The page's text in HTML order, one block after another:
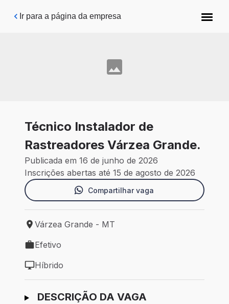
Pular para o conteúdo principal
Ir para a página da empresa
Técnico Instalador de
Rastreadores Várzea Grande.
Publicada em 16 de junho de 2026
Inscrições abertas até 15 de agosto de 2026
Compartilhar vaga
Local de trabalho: Várzea Grande - MT
Várzea Grande - MT
Tipo de vaga: Efetivo
Efetivo
Modelo de trabalho: Híbrido
Híbrido
Ir para candidatura
DESCRIÇÃO DA VAGA